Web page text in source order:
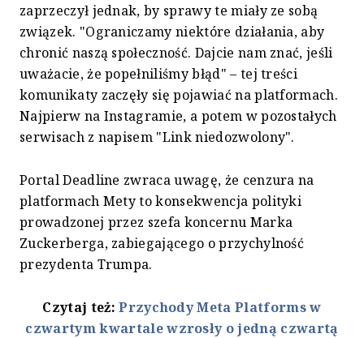
zaprzeczył jednak, by sprawy te miały ze sobą
związek. "Ograniczamy niektóre działania, aby
chronić naszą społeczność. Dajcie nam znać, jeśli
uważacie, że popełniliśmy błąd" – tej treści
komunikaty zaczęły się pojawiać na platformach.
Najpierw na Instagramie, a potem w pozostałych
serwisach z napisem "Link niedozwolony".
Portal Deadline zwraca uwagę, że cenzura na
platformach Mety to konsekwencja polityki
prowadzonej przez szefa koncernu Marka
Zuckerberga, zabiegającego o przychylność
prezydenta Trumpa.
Czytaj też:Przychody Meta Platforms w
czwartym kwartale wzrosły o jedną czwartą